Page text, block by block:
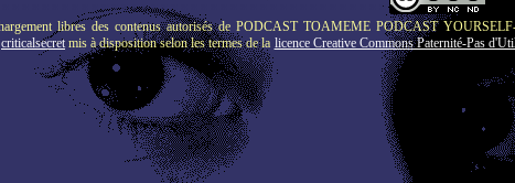
* * * * * * * * * * * * * * * * * * * * * * * * * * * * * * * * * * * * * *
libres des contenus autorisés de PODCAST TOAMEME PODCAST
criticalsecret mis à disposition selon les termes de la licence Creative Commons Paternité-Pas